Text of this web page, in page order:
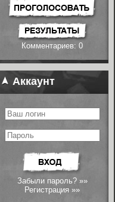
Комментариев: 0
Аккаунт
Забыли пароль? »»
Регистрация »»